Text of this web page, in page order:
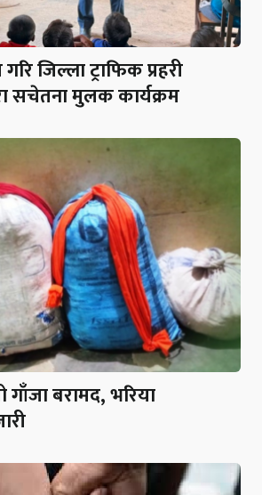
जिल्ला ट्राफिक प्रहरी
सचेतना मुलक कार्यक्रम
गाँजा बरामद, भरिया